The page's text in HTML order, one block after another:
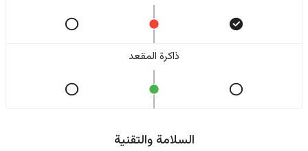
ذاكرة المقعد
السلامة والتقنية